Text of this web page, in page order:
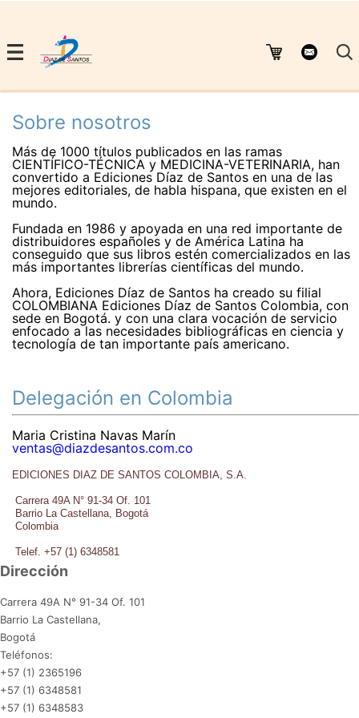
Sobre nosotros
Más de 1000 títulos publicados en las ramas
CIENTÍFICO-TÉCNICA y MEDICINA-VETERINARIA, han
convertido a Ediciones Díaz de Santos en una de las
mejores editoriales, de habla hispana, que existen en el
mundo.
Fundada en 1986 y apoyada en una red importante de
distribuidores españoles y de América Latina ha
conseguido que sus libros estén comercializados en las
más importantes librerías científicas del mundo.
Ahora, Ediciones Díaz de Santos ha creado su filial
COLOMBIANA Ediciones Díaz de Santos Colombia, con
sede en Bogotá. y con una clara vocación de servicio
enfocado a las necesidades bibliográficas en ciencia y
tecnología de tan importante país americano.
Delegación en Colombia
Maria Cristina Navas Marín
ventas@diazdesantos.com.co
EDICIONES DIAZ DE SANTOS COLOMBIA, S.A.
Carrera 49A N° 91-34 Of. 101
Barrio La Castellana, Bogotá
Colombia
Telef. +57 (1) 6348581
Dirección
Carrera 49A N° 91-34 Of. 101
Barrio La Castellana,
Bogotá
Teléfonos:
+57 (1) 2365196
+57 (1) 6348581
+57 (1) 6348583